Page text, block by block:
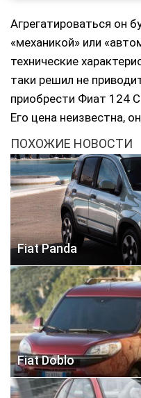
Агрегатироваться он
«механикой» или
технические
таки решил не
приобрести Фиат 124
Его цена неизвестна,
ПОХОЖИЕ НОВОСТИ
Fiat Panda
Fiat Doblo